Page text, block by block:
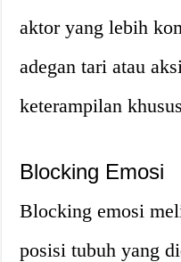
aktor yang lebih
adegan tari atau
keterampilan
Blocking Emosi
Blocking emosi
posisi tubuh yang